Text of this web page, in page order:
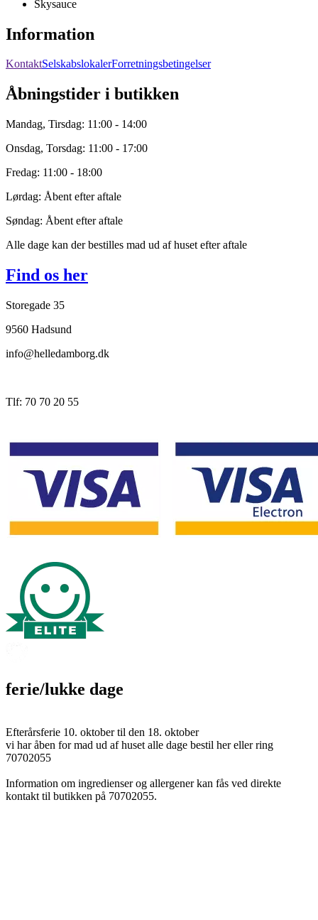
Skysauce
Information
KontaktSelskabslokalerForretningsbetingelser
Åbningstider i butikken
Mandag, Tirsdag: 11:00 - 14:00
Onsdag, Torsdag: 11:00 - 17:00
Fredag: 11:00 - 18:00
Lørdag: Åbent efter aftale
Søndag: Åbent efter aftale
Alle dage kan der bestilles mad ud af huset efter aftale
Find os her
Storegade 35
9560 Hadsund
info@helledamborg.dk
Tlf: 70 70 20 55
ferie/lukke dage
Efterårsferie 10. oktober til den 18. oktober
vi har åben for mad ud af huset alle dage bestil her eller ring
70702055
Information om ingredienser og allergener kan fås ved direkte
kontakt til butikken på 70702055.